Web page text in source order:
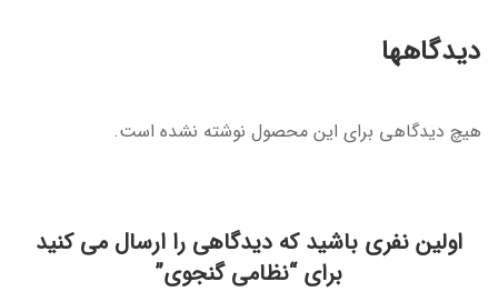
دیدگاهها
هیچ دیدگاهی برای این محصول نوشته نشده است.
اولین نفری باشید که دیدگاهی را ارسال می کنید
برای “نظامی گنجوی”